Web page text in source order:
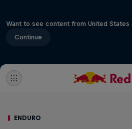
Want to see content from United States
Continue
ENDURO